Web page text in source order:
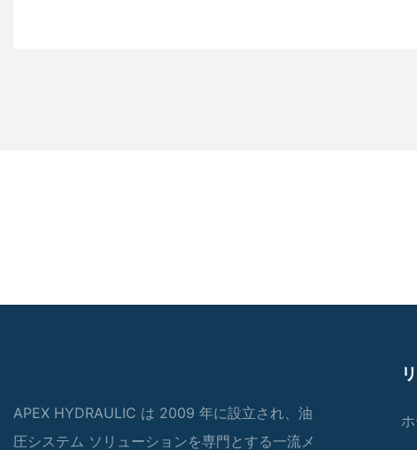
APEX HYDRAULIC は 2009 年に設立され、油
圧システム ソリューションを専門とする一流メ